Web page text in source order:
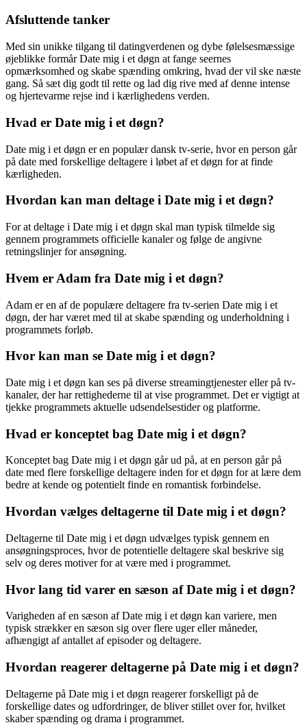
Afsluttende tanker
Med sin unikke tilgang til datingverdenen og dybe følelsesmæssige
øjeblikke formår Date mig i et døgn at fange seernes
opmærksomhed og skabe spænding omkring, hvad der vil ske næste
gang. Så sæt dig godt til rette og lad dig rive med af denne intense
og hjertevarme rejse ind i kærlighedens verden.
Hvad er Date mig i et døgn?
Date mig i et døgn er en populær dansk tv-serie, hvor en person går
på date med forskellige deltagere i løbet af et døgn for at finde
kærligheden.
Hvordan kan man deltage i Date mig i et døgn?
For at deltage i Date mig i et døgn skal man typisk tilmelde sig
gennem programmets officielle kanaler og følge de angivne
retningslinjer for ansøgning.
Hvem er Adam fra Date mig i et døgn?
Adam er en af de populære deltagere fra tv-serien Date mig i et
døgn, der har været med til at skabe spænding og underholdning i
programmets forløb.
Hvor kan man se Date mig i et døgn?
Date mig i et døgn kan ses på diverse streamingtjenester eller på tv-
kanaler, der har rettighederne til at vise programmet. Det er vigtigt at
tjekke programmets aktuelle udsendelsestider og platforme.
Hvad er konceptet bag Date mig i et døgn?
Konceptet bag Date mig i et døgn går ud på, at en person går på
date med flere forskellige deltagere inden for et døgn for at lære dem
bedre at kende og potentielt finde en romantisk forbindelse.
Hvordan vælges deltagerne til Date mig i et døgn?
Deltagerne til Date mig i et døgn udvælges typisk gennem en
ansøgningsproces, hvor de potentielle deltagere skal beskrive sig
selv og deres motiver for at være med i programmet.
Hvor lang tid varer en sæson af Date mig i et døgn?
Varigheden af en sæson af Date mig i et døgn kan variere, men
typisk strækker en sæson sig over flere uger eller måneder,
afhængigt af antallet af episoder og deltagere.
Hvordan reagerer deltagerne på Date mig i et døgn?
Deltagerne på Date mig i et døgn reagerer forskelligt på de
forskellige dates og udfordringer, de bliver stillet over for, hvilket
skaber spænding og drama i programmet.